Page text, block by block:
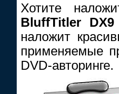
Хотите
BluffTitler DX9
наложит
применяемые
DVD-авторинге.